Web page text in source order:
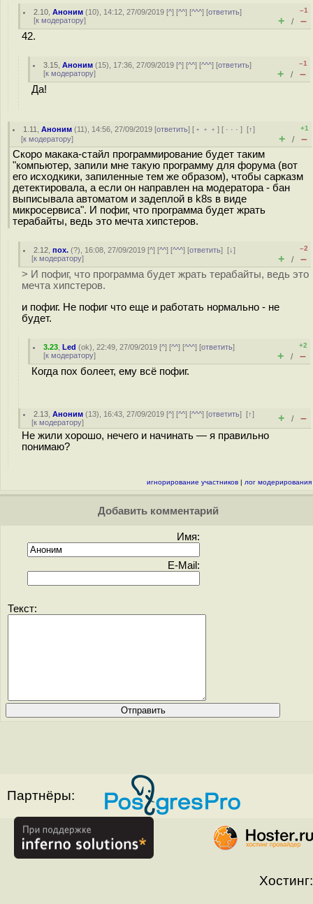
2.10 ,Аноним (10), 14:12, 27/09/2019 [^] [^^] [^^^] [ответить]
[к модератору]
–1
+ / –
42.
3.15 ,Аноним (15), 17:36, 27/09/2019 [^] [^^] [^^^] [ответить]
[к модератору]
–1
+ / –
Да!
1.11 ,Аноним (11), 14:56, 27/09/2019 [ответить] [ ﹢﹢﹢] [ · · ·][↑]
[к модератору]
+1
+ / –
Скоро макака-стайл программирование будет таким
"компьютер, запили мне такую программу для форума (вот
его исходкики, запиленные тем же образом), чтобы сарказм
детектировала, а если он направлен на модератора - бан
выписывала автоматом и задеплой в k8s в виде
микросервиса". И пофиг, что программа будет жрать
терабайты, ведь это мечта хипстеров.
2.12 ,пох. (?), 16:08, 27/09/2019 [^] [^^] [^^^] [ответить][↓]
[к модератору]
–2
+ / –
> И пофиг, что программа будет жрать терабайты, ведь это
мечта хипстеров.
и пофиг. Не пофиг что еще и работать нормально - не
будет.
3.23 ,Led (ok), 22:49, 27/09/2019 [^] [^^] [^^^] [ответить]
[к модератору]
+2
+ / –
Когда пох болеет, ему всё пофиг.
2.13 ,Аноним (13), 16:43, 27/09/2019 [^] [^^] [^^^] [ответить][↑]
[к модератору] + / –
Не жили хорошо, нечего и начинать — я правильно
понимаю?
игнорирование участников | лог модерирования
Добавить комментарий
Имя:
E-Mail:
Текст:
Партнёры:
Хостинг: